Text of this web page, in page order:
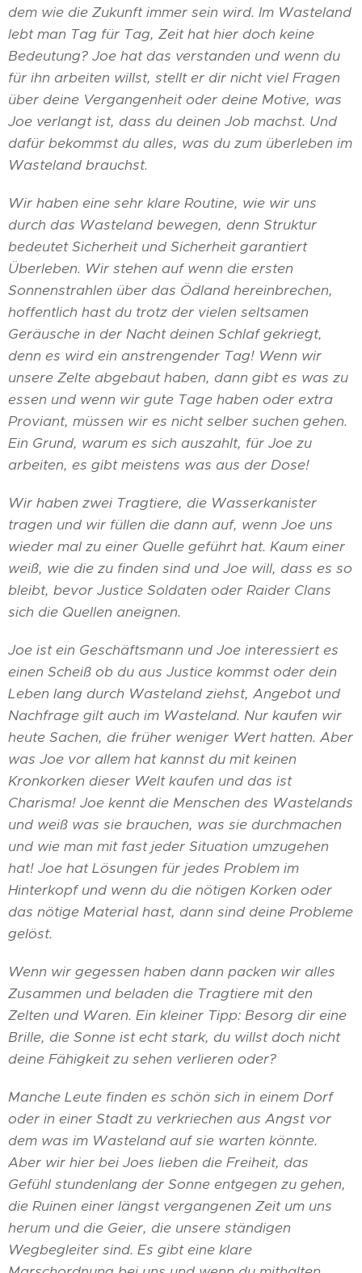
dem wie die Zukunft immer sein wird. Im Wasteland
lebt man Tag für Tag, Zeit hat hier doch keine
Bedeutung? Joe hat das verstanden und wenn du
für ihn arbeiten willst, stellt er dir nicht viel Fragen
über deine Vergangenheit oder deine Motive, was
Joe verlangt ist, dass du deinen Job machst. Und
dafür bekommst du alles, was du zum überleben im
Wasteland brauchst.
Wir haben eine sehr klare Routine, wie wir uns
durch das Wasteland bewegen, denn Struktur
bedeutet Sicherheit und Sicherheit garantiert
Überleben. Wir stehen auf wenn die ersten
Sonnenstrahlen über das Ödland hereinbrechen,
hoffentlich hast du trotz der vielen seltsamen
Geräusche in der Nacht deinen Schlaf gekriegt,
denn es wird ein anstrengender Tag! Wenn wir
unsere Zelte abgebaut haben, dann gibt es was zu
essen und wenn wir gute Tage haben oder extra
Proviant, müssen wir es nicht selber suchen gehen.
Ein Grund, warum es sich auszahlt, für Joe zu
arbeiten, es gibt meistens was aus der Dose!
Wir haben zwei Tragtiere, die Wasserkanister
tragen und wir füllen die dann auf, wenn Joe uns
wieder mal zu einer Quelle geführt hat. Kaum einer
weiß, wie die zu finden sind und Joe will, dass es so
bleibt, bevor Justice Soldaten oder Raider Clans
sich die Quellen aneignen.
Joe ist ein Geschäftsmann und Joe interessiert es
einen Scheiß ob du aus Justice kommst oder dein
Leben lang durch Wasteland ziehst, Angebot und
Nachfrage gilt auch im Wasteland. Nur kaufen wir
heute Sachen, die früher weniger Wert hatten. Aber
was Joe vor allem hat kannst du mit keinen
Kronkorken dieser Welt kaufen und das ist
Charisma! Joe kennt die Menschen des Wastelands
und weiß was sie brauchen, was sie durchmachen
und wie man mit fast jeder Situation umzugehen
hat! Joe hat Lösungen für jedes Problem im
Hinterkopf und wenn du die nötigen Korken oder
das nötige Material hast, dann sind deine Probleme
gelöst.
Wenn wir gegessen haben dann packen wir alles
Zusammen und beladen die Tragtiere mit den
Zelten und Waren. Ein kleiner Tipp: Besorg dir eine
Brille, die Sonne ist echt stark, du willst doch nicht
deine Fähigkeit zu sehen verlieren oder?
Manche Leute finden es schön sich in einem Dorf
oder in einer Stadt zu verkriechen aus Angst vor
dem was im Wasteland auf sie warten könnte.
Aber wir hier bei Joes lieben die Freiheit, das
Gefühl stundenlang der Sonne entgegen zu gehen,
die Ruinen einer längst vergangenen Zeit um uns
herum und die Geier, die unsere ständigen
Wegbegleiter sind. Es gibt eine klare